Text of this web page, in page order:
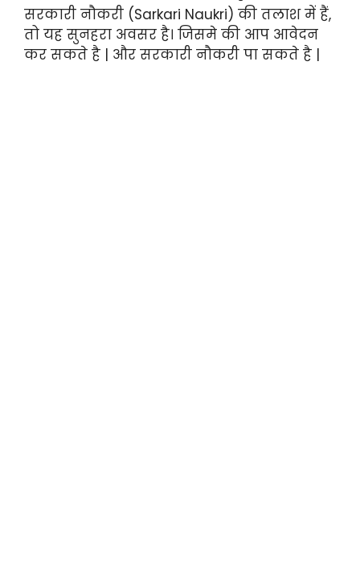
सरकारी नौकरी (Sarkari Naukri) की तलाश में हैं,
तो यह सुनहरा अवसर है। जिसमे की आप आवेदन
कर सकते है | और सरकारी नौकरी पा सकते है |